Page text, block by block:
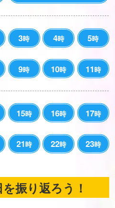
3時 4時 5時
9時 10時 11時
15時 16時 17時
21時 22時 23時
振り返ろう！